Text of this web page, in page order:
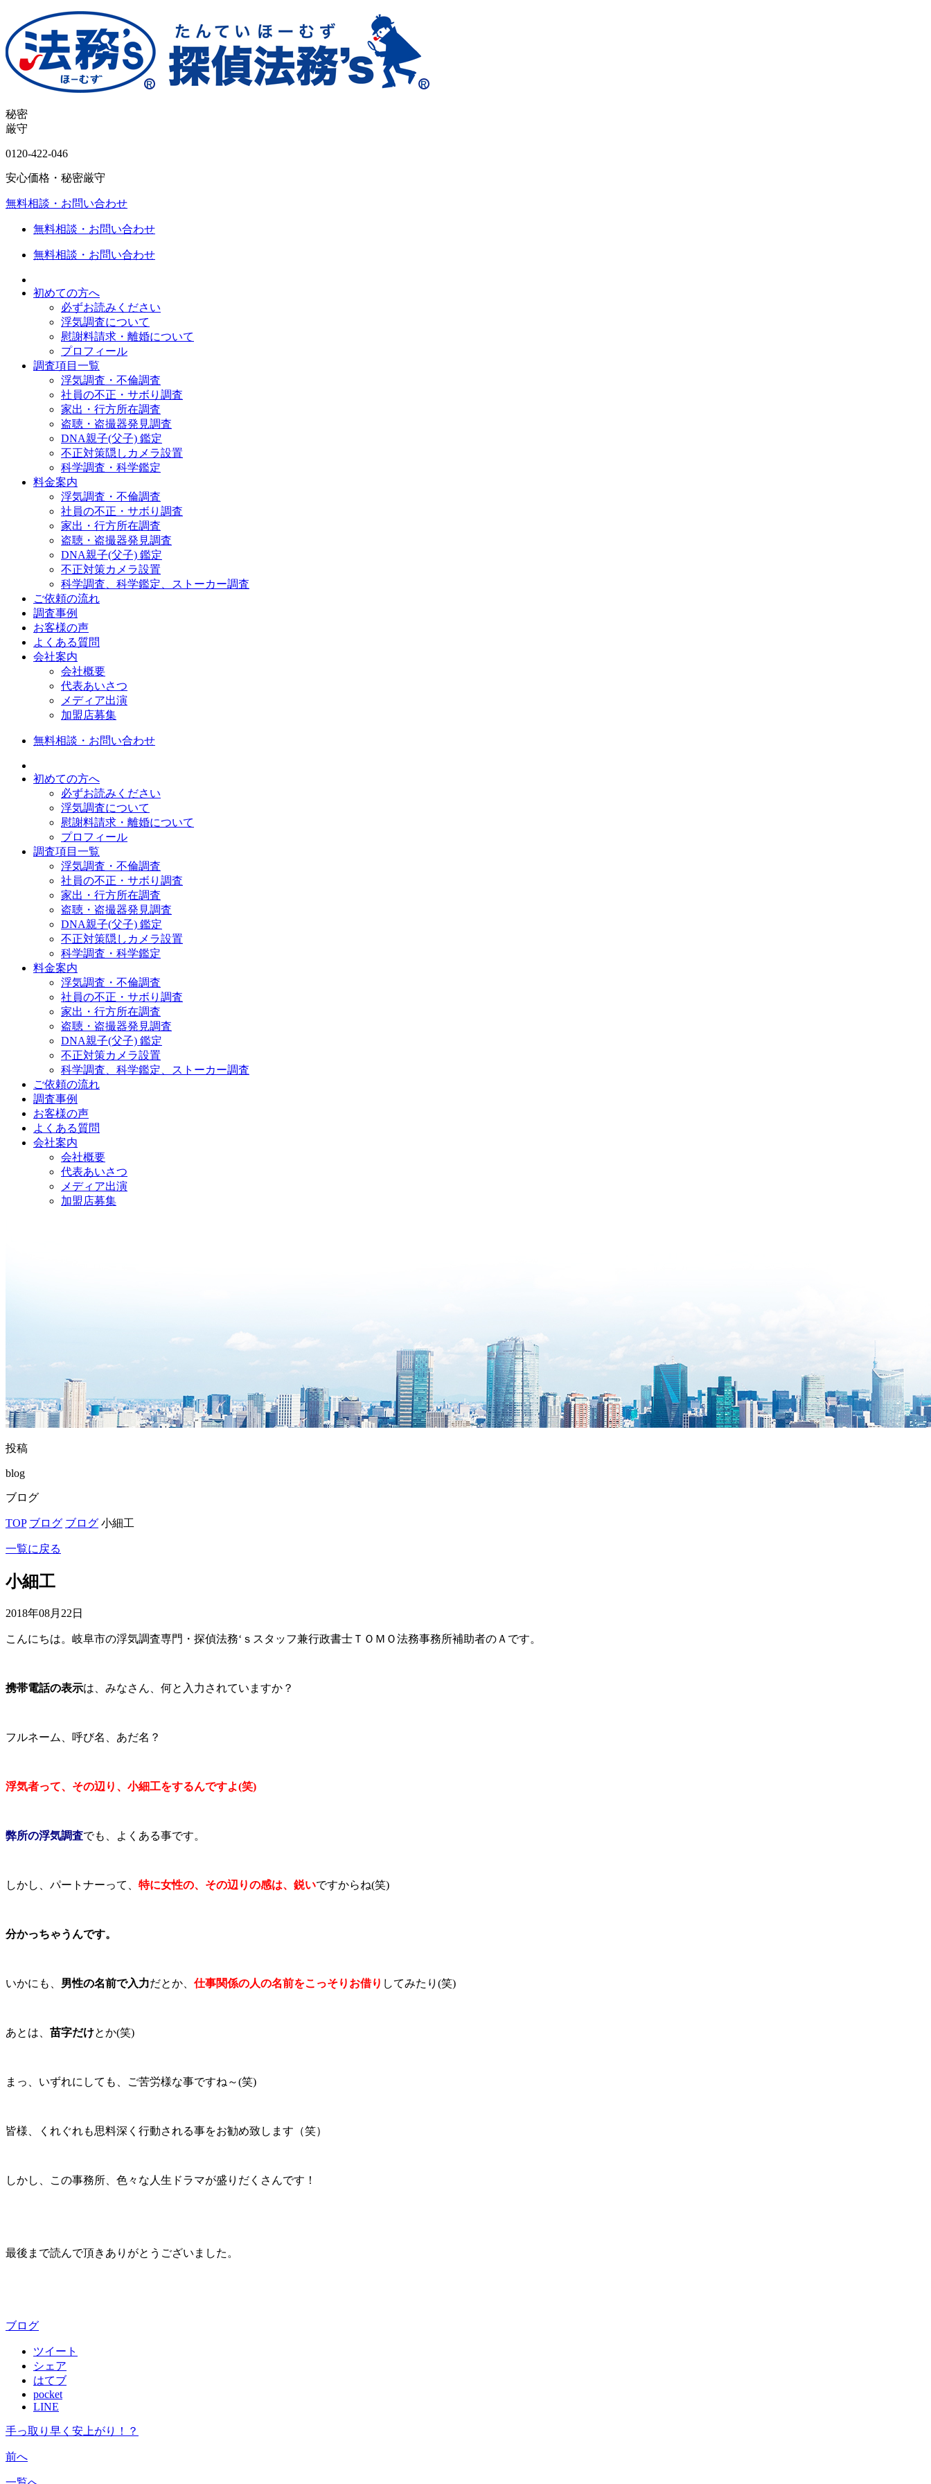
秘密
厳守
0120-422-046
安心価格・秘密厳守
無料相談・お問い合わせ
無料相談・お問い合わせ
無料相談・お問い合わせ
初めての方へ
必ずお読みください
浮気調査について
慰謝料請求・離婚について
プロフィール
調査項目一覧
浮気調査・不倫調査
社員の不正・サボり調査
家出・行方所在調査
盗聴・盗撮器発見調査
DNA親子(父子) 鑑定
不正対策隠しカメラ設置
科学調査・科学鑑定
料金案内
浮気調査・不倫調査
社員の不正・サボり調査
家出・行方所在調査
盗聴・盗撮器発見調査
DNA親子(父子) 鑑定
不正対策カメラ設置
科学調査、科学鑑定、ストーカー調査
ご依頼の流れ
調査事例
お客様の声
よくある質問
会社案内
会社概要
代表あいさつ
メディア出演
加盟店募集
無料相談・お問い合わせ
初めての方へ
必ずお読みください
浮気調査について
慰謝料請求・離婚について
プロフィール
調査項目一覧
浮気調査・不倫調査
社員の不正・サボり調査
家出・行方所在調査
盗聴・盗撮器発見調査
DNA親子(父子) 鑑定
不正対策隠しカメラ設置
科学調査・科学鑑定
料金案内
浮気調査・不倫調査
社員の不正・サボり調査
家出・行方所在調査
盗聴・盗撮器発見調査
DNA親子(父子) 鑑定
不正対策カメラ設置
科学調査、科学鑑定、ストーカー調査
ご依頼の流れ
調査事例
お客様の声
よくある質問
会社案内
会社概要
代表あいさつ
メディア出演
加盟店募集
投稿
blog
ブログ
TOP ブログ ブログ 小細工
一覧に戻る
小細工
2018年08月22日
こんにちは。岐阜市の浮気調査専門・探偵法務‘ｓスタッフ兼行政書士ＴＯＭＯ法務事務所補助者のＡです。
携帯電話の表示は、みなさん、何と入力されていますか？
フルネーム、呼び名、あだ名？
浮気者って、その辺り、小細工をするんですよ(笑)
弊所の浮気調査でも、よくある事です。
しかし、パートナーって、 特に女性の、その辺りの感は、鋭いですからね(笑)
分かっちゃうんです。
いかにも、 男性の名前で入力だとか、 仕事関係の人の名前をこっそりお借り してみたり(笑)
あとは、 苗字だけとか(笑)
まっ、いずれにしても、ご苦労様な事ですね～(笑)
皆様、くれぐれも思料深く行動される事をお勧め致します（笑）
しかし、この事務所、色々な人生ドラマが盛りだくさんです！
最後まで読んで頂きありがとうございました。
ブログ
ツイート
シェア
はてブ
pocket
LINE
手っ取り早く安上がり！？
前へ